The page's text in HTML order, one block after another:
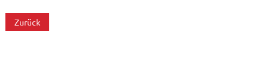
Zurück